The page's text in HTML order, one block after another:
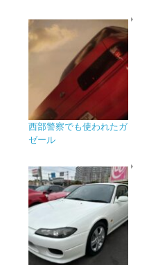
西部警察でも使われたガ
ゼール